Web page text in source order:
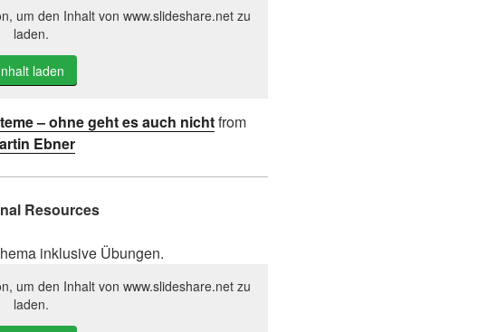
um den Inhalt von www.slideshare.net zu
laden.
laden
– ohne geht es auch nichtfrom
Ebner
Resources
inklusive Übungen.
um den Inhalt von www.slideshare.net zu
laden.